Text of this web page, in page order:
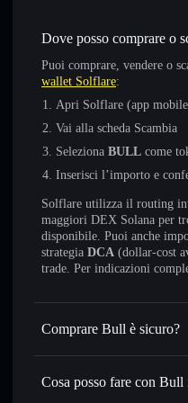
Dove posso comprare o
Puoi comprare, vendere o
wallet Solflare:
Apri Solflare (app
Vai alla scheda Scambia
Seleziona BULL come
Inserisci l’importo e
Solflare utilizza il routing
maggiori DEX Solana per
disponibile. Puoi anche
strategia DCA (dollar-cost
trade. Per indicazioni
Comprare Bull è sicuro?
Bull token verificato
Cosa posso fare con Bull